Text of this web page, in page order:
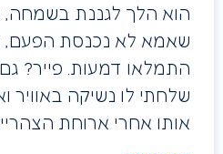
הוא הלך לגננת בשמחה,
שאמא לא נכנסת הפעם,
התמלאו דמעות. פייר? גם
שלחתי לו נשיקה באוויר
אותו אחרי ארוחת